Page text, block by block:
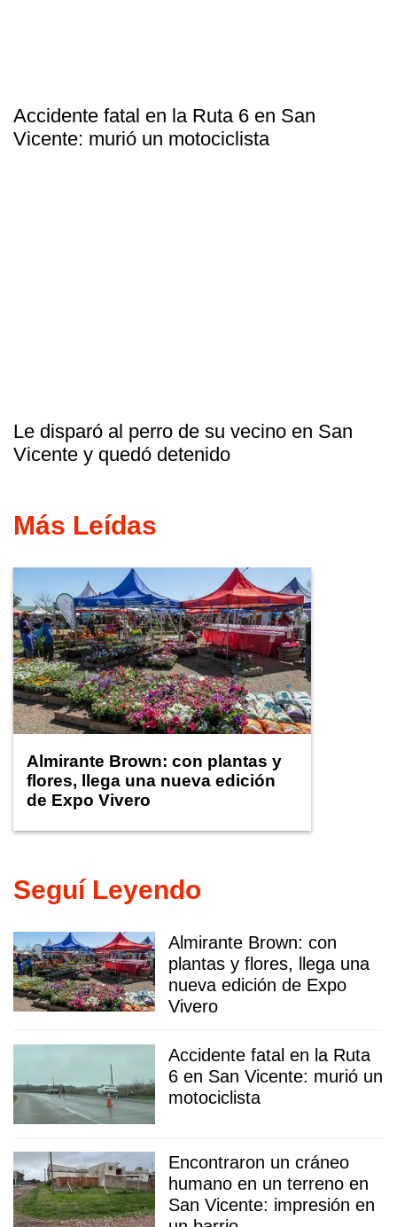
Accidente fatal en la Ruta 6 en San
Vicente: murió un motociclista
Le disparó al perro de su vecino en San
Vicente y quedó detenido
Más Leídas
Almirante Brown: con plantas y
flores, llega una nueva edición
de Expo Vivero
Seguí Leyendo
Almirante Brown: con
plantas y flores, llega una
nueva edición de Expo
Vivero
Accidente fatal en la Ruta
6 en San Vicente: murió un
motociclista
Encontraron un cráneo
humano en un terreno en
San Vicente: impresión en